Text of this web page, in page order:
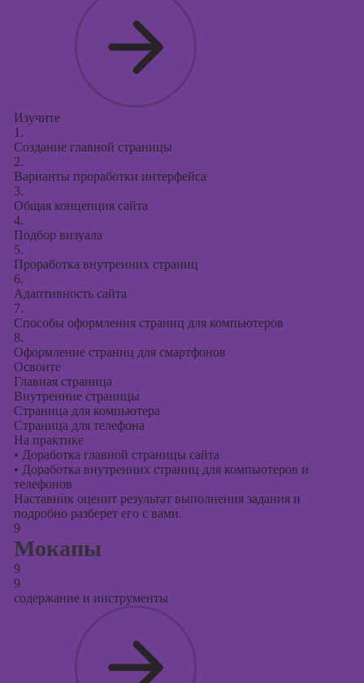
Изучите
1.
Создание главной страницы
2.
Варианты проработки интерфейса
3.
Общая концепция сайта
4.
Подбор визуала
5.
Проработка внутренних страниц
6.
Адаптивность сайта
7.
Способы оформления страниц для компьютеров
8.
Оформление страниц для смартфонов
Освоите
Главная страница
Внутренние страницы
Страница для компьютера
Страница для телефона
На практике
• Доработка главной страницы сайта
• Доработка внутренних страниц для компьютеров и
телефонов
Наставник оценит результат выполнения задания и
подробно разберет его с вами.
9
Мокапы
9
9
содержание и инструменты